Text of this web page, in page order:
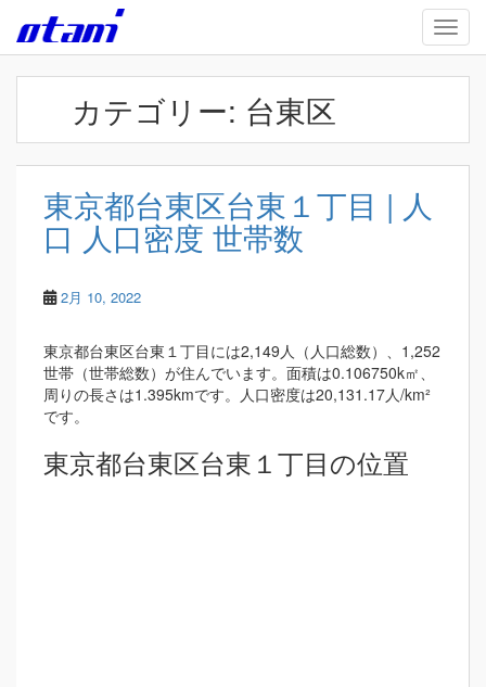
Skip to main content
カテゴリー: 台東区
東京都台東区台東１丁目 | 人
口 人口密度 世帯数
2月 10, 2022
東京都台東区台東１丁目には2,149人（人口総数）、1,252
世帯（世帯総数）が住んでいます。面積は0.106750k㎡、
周りの長さは1.395kmです。人口密度は20,131.17人/km²
です。
東京都台東区台東１丁目の位置